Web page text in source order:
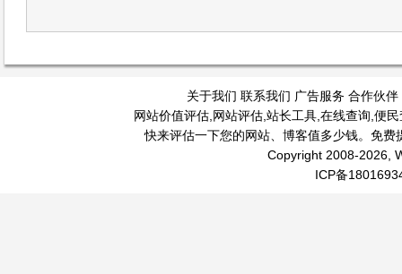
关于我们 联系我们 广告服务 合作伙伴
网站价值评估, 网站评估, 站长工具, 在线查询 便民
快来评估一下您的网站、博客值多少钱。免
Copyright 2008-2026,
ICP备